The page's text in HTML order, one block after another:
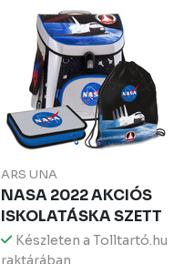
ARS UNA
NASA 2022 AKCIÓS
ISKOLATÁSKA SZETT
Készleten a Tolltartó.hu
raktárában